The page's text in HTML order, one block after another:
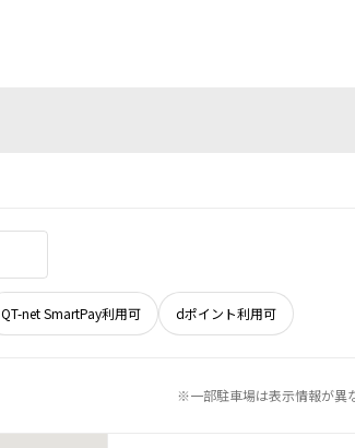
QT-net SmartPay利用可 dポイント利用可
※一部駐車場は表示情報が異